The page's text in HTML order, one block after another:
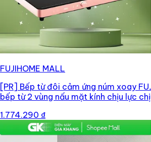
FUJIHOME MALL
[PR] Bếp từ đôi cảm ứng núm xoay
bếp từ 2 vùng nấu mặt kính chịu lực
1.774.290 ₫